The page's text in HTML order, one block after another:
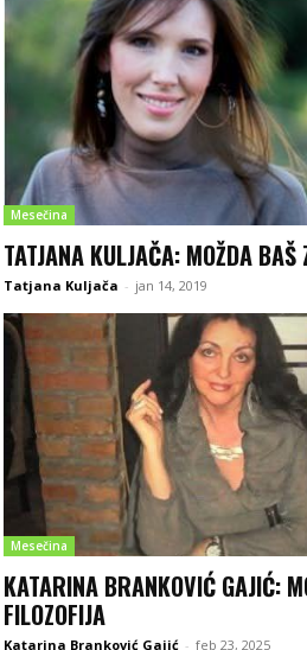
Mesečina
TATJANA KULJAČA: MOŽDA
Tatjana Kuljača - jan 14, 2019
Mesečina
KATARINA BRANKOVIĆ GAJIĆ:
FILOZOFIJA
Katarina Branković Gajić - feb 23, 2025